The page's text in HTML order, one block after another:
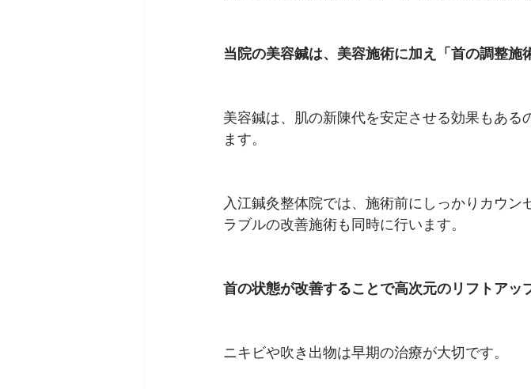
当院の美容鍼は、美容施術に加え「首の調整施
美容鍼は、肌の新陳代を安定させる効果もあ
ます。
入江鍼灸整体院では、施術前にしっかりカウン
ラブルの改善施術も同時に行います。
首の状態が改善することで高次元のリフトアッ
ニキビや吹き出物は早期の治療が大切です。